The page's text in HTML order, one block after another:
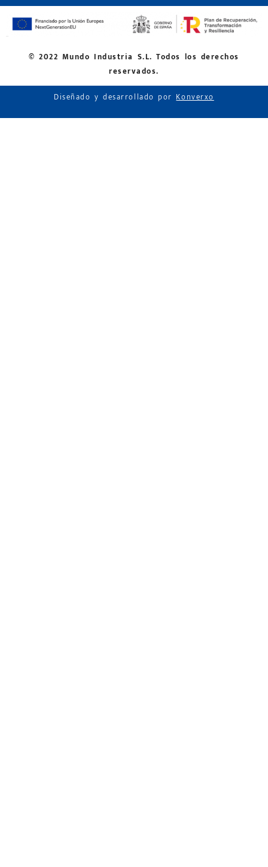
© 2022 Mundo Industria S.L. Todos los derechos
reservados.
Diseñado y desarrollado porKonverxo